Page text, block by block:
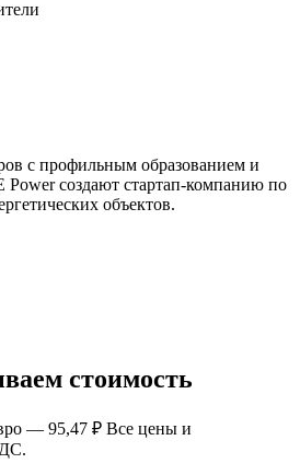
с профильным образованием и
Power создают стартап-компанию по
объектов.
стоимость
— 95,47 ₽ Все цены и